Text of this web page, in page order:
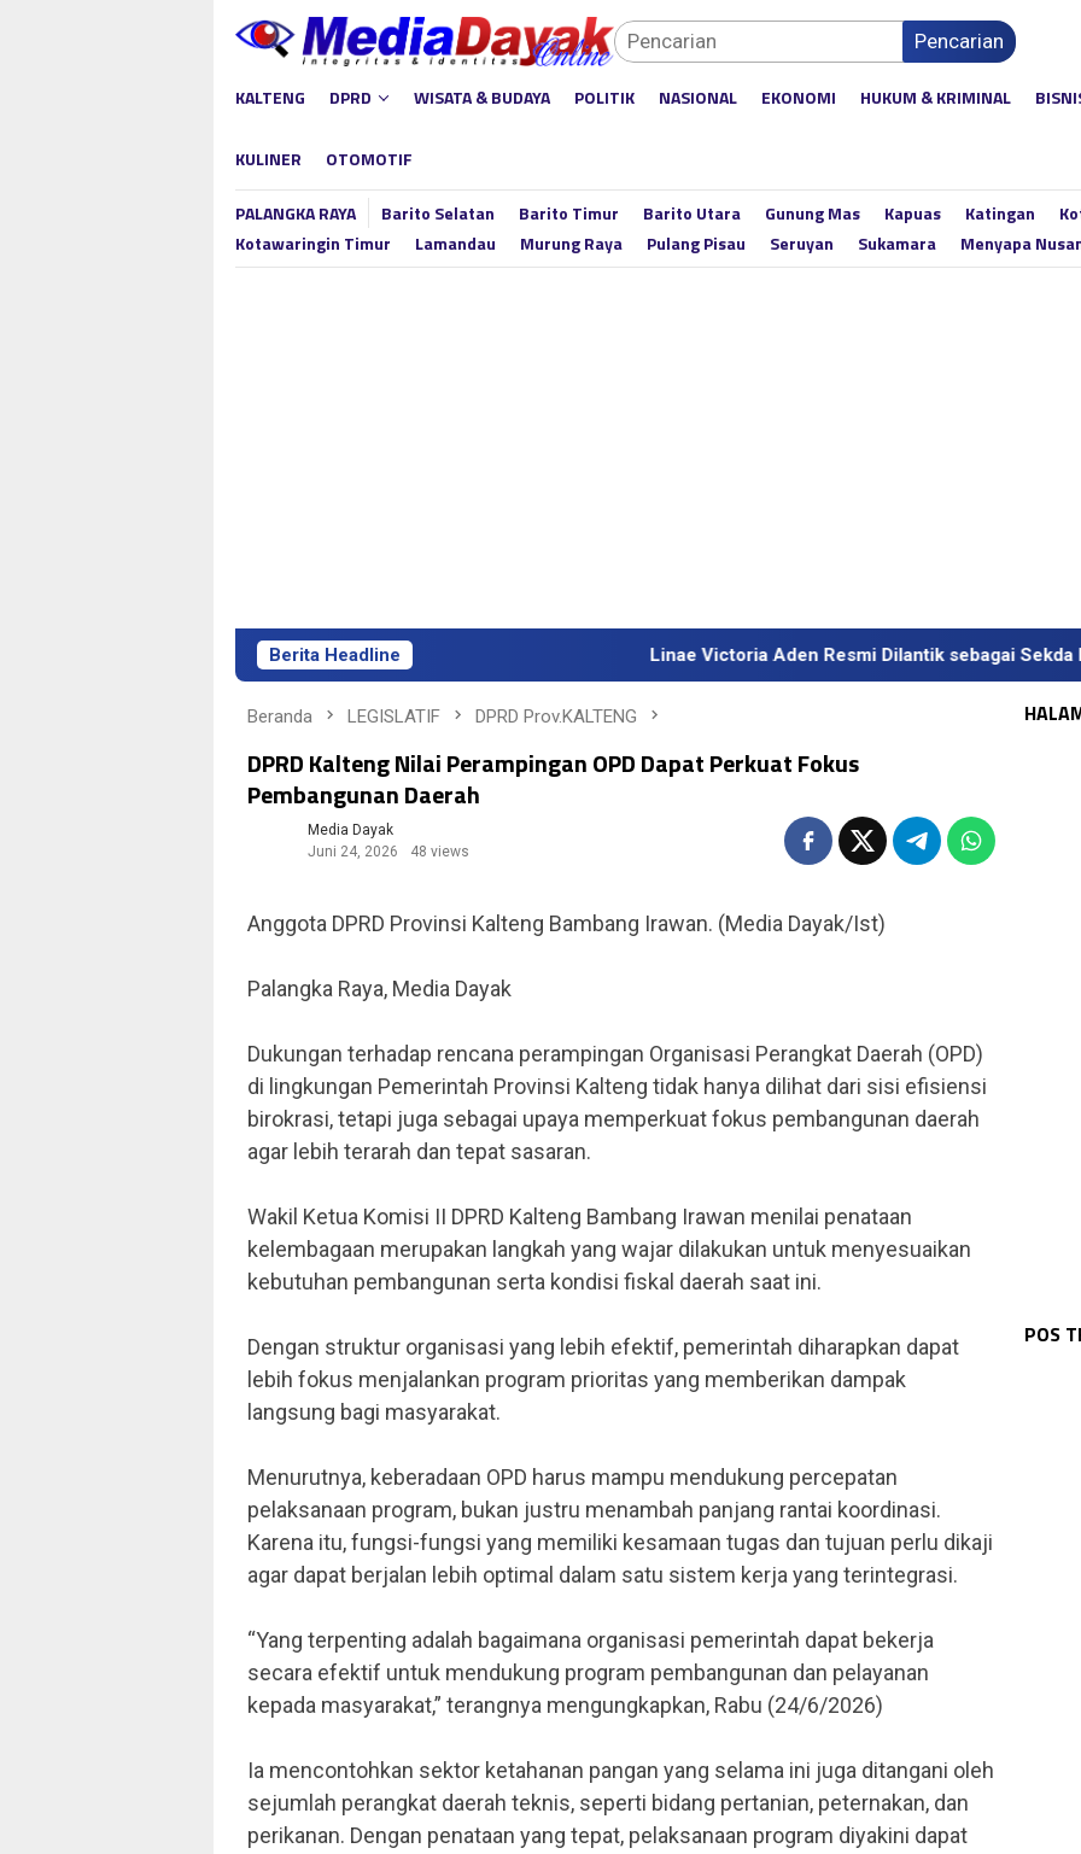
Loncat
Pencarian
KALTENG DPRD WISATA & BUDAYA POLITIK NASIONAL EKONOMI HUKUM & KRIMINAL
KULINER OTOMOTIF
PALANGKA RAYA Barito Selatan Barito Timur Barito Utara Gunung Mas Kapuas Katingan
Kotawaringin Timur
Lamandau Murung Raya Pulang Pisau Seruyan Sukamara Menyapa
Berita Headline Linae Victoria Aden Resmi Dilantik sebagai Sekda Definitif
Beranda LEGISLATIF DPRD Prov.KALTENG
DPRD Kalteng Nilai Perampingan OPD Dapat Perkuat Fokus
Pembangunan Daerah
Media Dayak
Juni 24, 2026
48 views
Anggota DPRD Provinsi Kalteng Bambang Irawan. (Media Dayak/Ist)
Palangka Raya, Media Dayak
Dukungan terhadap rencana perampingan Organisasi Perangkat Daerah (OPD)
di lingkungan Pemerintah Provinsi Kalteng tidak hanya dilihat dari sisi efisiensi
birokrasi, tetapi juga sebagai upaya memperkuat fokus pembangunan daerah
agar lebih terarah dan tepat sasaran.
Wakil Ketua Komisi II DPRD Kalteng Bambang Irawan menilai penataan
kelembagaan merupakan langkah yang wajar dilakukan untuk menyesuaikan
kebutuhan pembangunan serta kondisi fiskal daerah saat ini.
Dengan struktur organisasi yang lebih efektif, pemerintah diharapkan dapat
lebih fokus menjalankan program prioritas yang memberikan dampak
langsung bagi masyarakat.
Menurutnya, keberadaan OPD harus mampu mendukung percepatan
pelaksanaan program, bukan justru menambah panjang rantai koordinasi.
Karena itu, fungsi-fungsi yang memiliki kesamaan tugas dan tujuan perlu dikaji
agar dapat berjalan lebih optimal dalam satu sistem kerja yang terintegrasi.
“Yang terpenting adalah bagaimana organisasi pemerintah dapat bekerja
secara efektif untuk mendukung program pembangunan dan pelayanan
kepada masyarakat,” terangnya mengungkapkan, Rabu (24/6/2026)
Ia mencontohkan sektor ketahanan pangan yang selama ini juga ditangani oleh
sejumlah perangkat daerah teknis, seperti bidang pertanian, peternakan, dan
perikanan. Dengan penataan yang tepat, pelaksanaan program diyakini dapat
POS